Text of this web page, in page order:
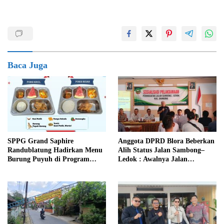
Baca Juga
SPPG Grand Saphire
Randublatung Hadirkan Menu
Burung Puyuh di Program
Anggota DPRD Blora Beberkan
Alih Status Jalan Sambong–
Ledok : Awalnya Jalan